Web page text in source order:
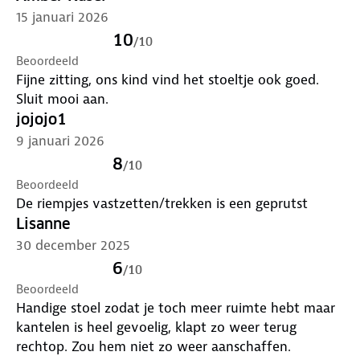
- Voldoet aan de i-Size normering
- Extra ademende mesh-bekleding voor
temperatuurregulatie
- Anatomisch gevormde zitting
- Comfort en extra ondersteuning
15 januari 2026
10/10
Beoordeeld
Fijne zitting, ons kind vind het stoeltje ook goed.
Sluit mooi aan.
jojojo1
9 januari 2026
8/10
Beoordeeld
De riempjes vastzetten/trekken is een geprutst
Lisanne
30 december 2025
6/10
Beoordeeld
Handige stoel zodat je toch meer ruimte hebt maar
kantelen is heel gevoelig, klapt zo weer terug
rechtop. Zou hem niet zo weer aanschaffen.